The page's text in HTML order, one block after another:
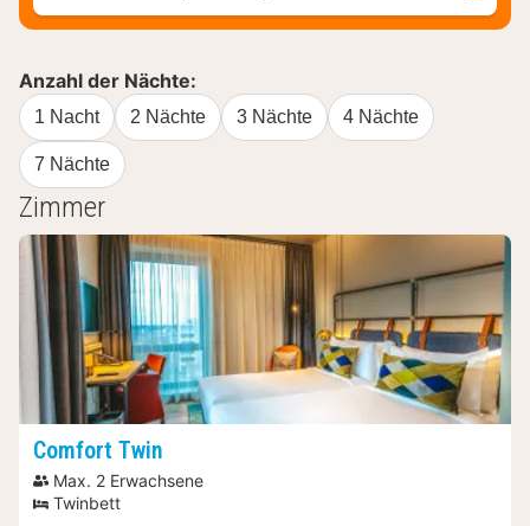
Anzahl der Nächte:
1 Nacht 2 Nächte 3 Nächte 4 Nächte
7 Nächte
Zimmer
Comfort Twin
Max. 2 Erwachsene
Twinbett